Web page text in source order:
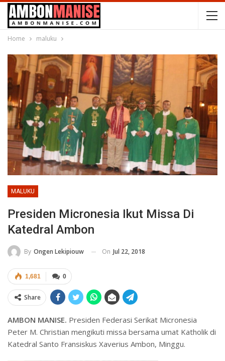
Home maluku
MALUKU
Presiden Micronesia Ikut Missa Di
Katedral Ambon
By Ongen Lekipiouw On Jul 22, 2018
0
1,681
Share
AMBON MANISE. Presiden Federasi Serikat Micronesia
Peter M. Christian mengikuti missa bersama umat Katholik di
Katedral Santo Fransiskus Xaverius Ambon, Minggu.